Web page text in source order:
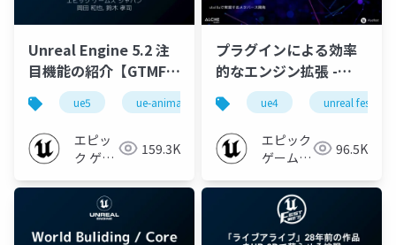
Unreal Engine 5.2 注
目機能の紹介【GTMF
2023】ue5 ue-animation ue-editor ue-
エピッ
ク ゲー
ャパン
159.3K
プラグインによる効率
的なエンジン拡張 -
stelllaで実現するメタ
バース開発【UNREAL
FEST 2023 TOKYO】
ue4 unreal fest
エピック
ゲームズ
96.5K